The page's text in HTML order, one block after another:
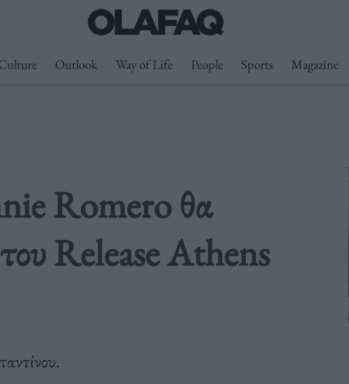
Outlook Way of Life People Sports Magazine
Romero θα
Release Athens